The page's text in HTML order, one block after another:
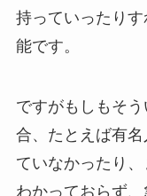
持っていったり
能です。
ですがもしもそ
合、たとえば有
ていなかったり
わかっておらず